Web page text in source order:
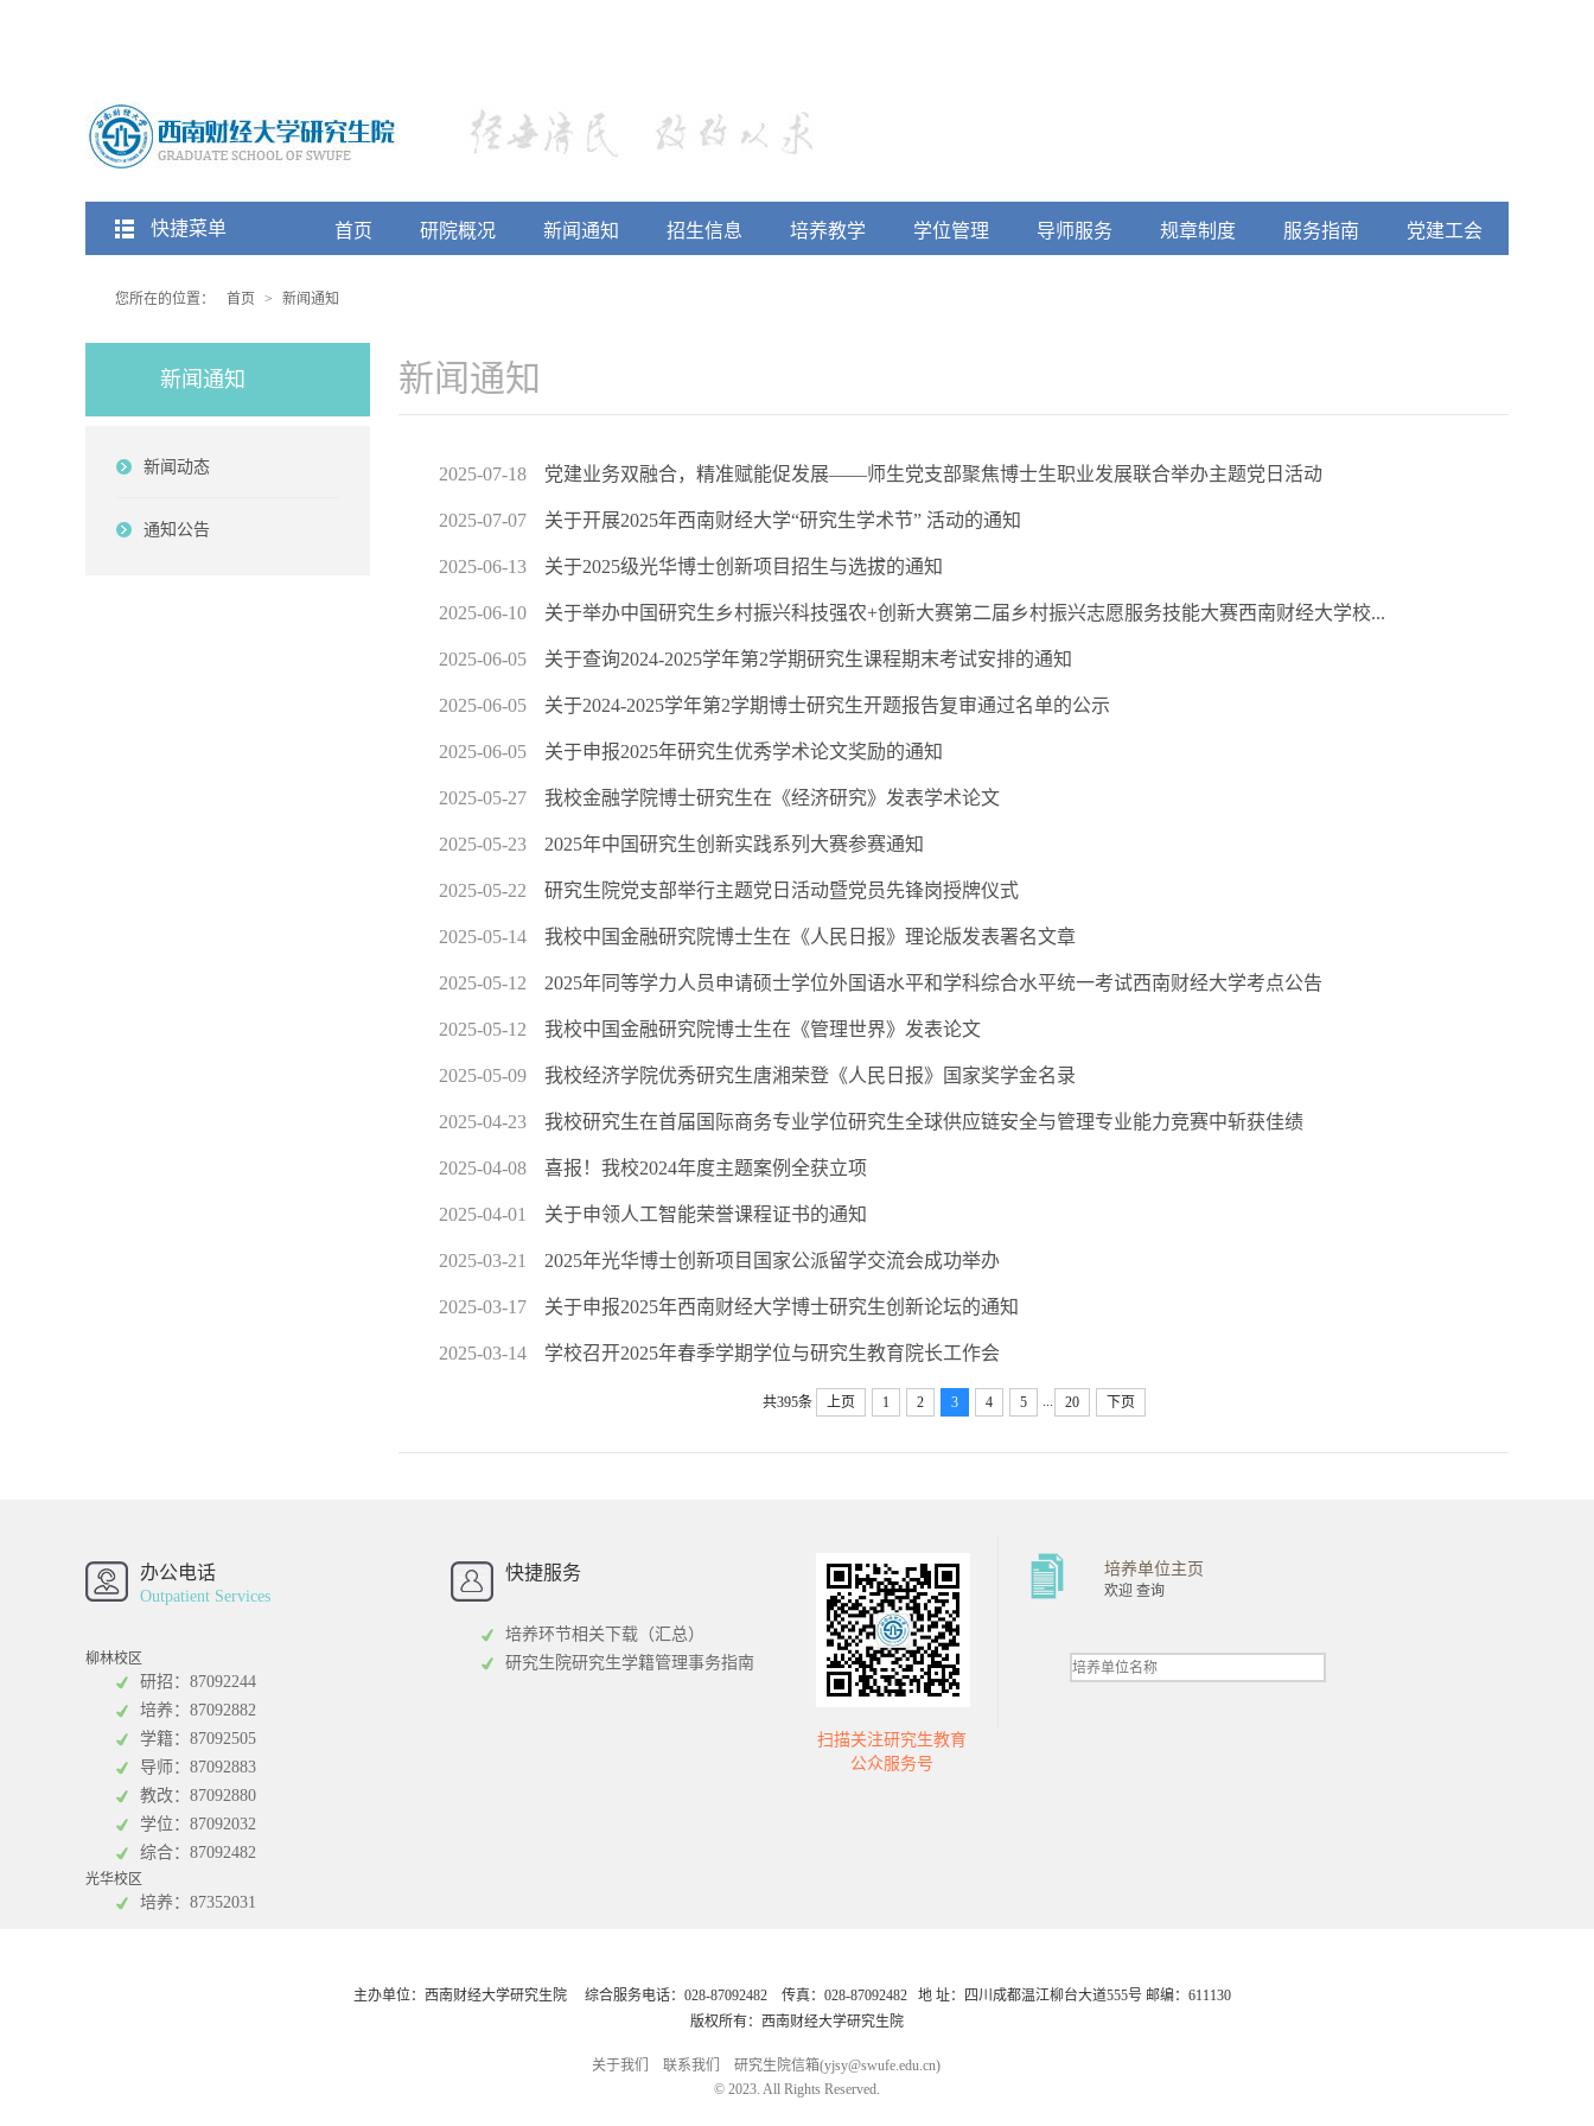
快捷菜单 首页 研院概况 新闻通知 招生信息 培养教学 学位管理 导师服务 规章制度 服务指南 党建工会
您所在的位置： 首页 > 新闻通知
新闻通知
新闻动态
通知公告
新闻通知
2025-07-18 党建业务双融合，精准赋能促发展——师生党支部聚焦博士生职业发展联合举办主题党日活动
2025-07-07 关于开展2025年西南财经大学“研究生学术节” 活动的通知
2025-06-13 关于2025级光华博士创新项目招生与选拔的通知
2025-06-10 关于举办中国研究生乡村振兴科技强农+创新大赛第二届乡村振兴志愿服务技能大赛西南财经大学校...
2025-06-05 关于查询2024-2025学年第2学期研究生课程期末考试安排的通知
2025-06-05 关于2024-2025学年第2学期博士研究生开题报告复审通过名单的公示
2025-06-05 关于申报2025年研究生优秀学术论文奖励的通知
2025-05-27 我校金融学院博士研究生在《经济研究》发表学术论文
2025-05-23 2025年中国研究生创新实践系列大赛参赛通知
2025-05-22 研究生院党支部举行主题党日活动暨党员先锋岗授牌仪式
2025-05-14 我校中国金融研究院博士生在《人民日报》理论版发表署名文章
2025-05-12 2025年同等学力人员申请硕士学位外国语水平和学科综合水平统一考试西南财经大学考点公告
2025-05-12 我校中国金融研究院博士生在《管理世界》发表论文
2025-05-09 我校经济学院优秀研究生唐湘荣登《人民日报》国家奖学金名录
2025-04-23 我校研究生在首届国际商务专业学位研究生全球供应链安全与管理专业能力竞赛中斩获佳绩
2025-04-08 喜报！我校2024年度主题案例全获立项
2025-04-01 关于申领人工智能荣誉课程证书的通知
2025-03-21 2025年光华博士创新项目国家公派留学交流会成功举办
2025-03-17 关于申报2025年西南财经大学博士研究生创新论坛的通知
2025-03-14 学校召开2025年春季学期学位与研究生教育院长工作会
共395条 上页 1 2 3 4 5 20 下页
西南财经大学
西南财经大学
本科教务处
金融学院
统计学院
证券与期货学
办公电话
Outpatient Services
柳林校区
研招：87092244
培养：87092882
学籍：87092505
导师：87092883
教改：87092880
学位：87092032
综合：87092482
光华校区
培养：87352031
快捷服务
培养环节相关下载（汇总）
研究生院研究生学籍管理事务指南
扫描关注研究生教育
公众服务号
培养单位主页
欢迎 查询
主办单位：西南财经大学研究生院 综合服务电话：028-87092482 传真：028-87092482 地 址：四川成都温江柳台大道555号 邮编：611130
版权所有：西南财经大学研究生院
关于我们 联系我们
研究生院信箱(yjsy@swufe.edu.cn)
© 2023. All Rights Reserved.